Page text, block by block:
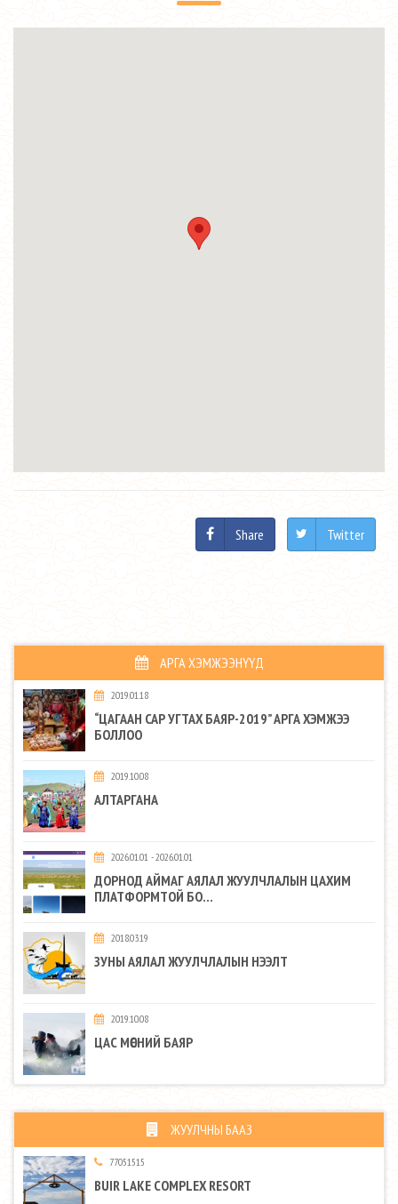
Share Twitter
АРГА ХЭМЖЭЭНҮҮД
2019.01.18
“ЦАГААН САР УГТАХ БАЯР-2019” АРГА ХЭМЖЭЭ
БОЛЛОО
2019.10.08
АЛТАРГАНА
2026.01.01 - 2026.01.01
ДОРНОД АЙМАГ АЯЛАЛ ЖУУЛЧЛАЛЫН ЦАХИМ
ПЛАТФОРМТОЙ БО...
2018.03.19
ЗУНЫ АЯЛАЛ ЖУУЛЧЛАЛЫН НЭЭЛТ
2019.10.08
ЦАС МӨСНИЙ БАЯР
ЖУУЛЧНЫ БААЗ
77051515
BUIR LAKE COMPLEX RESORT